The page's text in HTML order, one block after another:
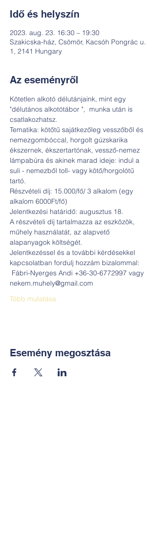
Idő és helyszín
2023. aug. 23. 16:30 – 19:30
Szakicska-ház, Csömör, Kacsóh Pongrác u.
1, 2141 Hungary
Az eseményről
Kötetlen alkotó délutánjaink, mint egy
"délutános alkotótábor ",  munka után is
csatlakozhatsz.
Tematika: kötőtű sajátkezőleg vesszőből és
nemezgombóccal, horgolt gúzskarika
ékszernek, ékszertartónak, vessző-nemez
lámpabúra és akinek marad ideje: indul a
suli - nemezből toll- vagy kötő/horgolótű
tartó.
Részvételi díj: 15.000/fő/ 3 alkalom (egy
alkalom 6000Ft/fő)
Jelentkezési határidő: augusztus 18.
A részvételi díj tartalmazza az eszközök,
műhely használatát, az alapvető
alapanyagok költségét.
Jelentkezéssel és a további kérdésekkel
kapcsolatban fordulj hozzám bizalommal:
Fábri-Nyerges Andi +36-30-6772997 vagy
nekem.muhely@gmail.com
Több mutatása
Esemény megosztása